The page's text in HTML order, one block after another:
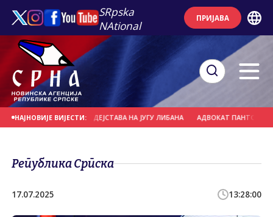
SRpska
NAtional
ПРИЈАВА
НАЈНОВИЈЕ ВИЈЕСТИ:
БОРБЕНИХ ДЕЈСТАВА НА ЈУГУ ЛИБАНА АДВОКАТ ПАНТОВИЋ:
Република Српска
17.07.2025 13:28:00